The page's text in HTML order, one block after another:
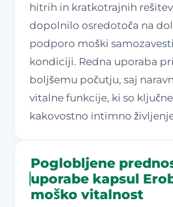
hitrih in kratkotrajnih
dopolnilo osredotoča na
podporo moški
kondiciji. Redna uporaba
boljšemu počutju, saj
vitalne funkcije, ki so
kakovostno intimno
Poglobljene
uporabe kapsul
moško vitalnost